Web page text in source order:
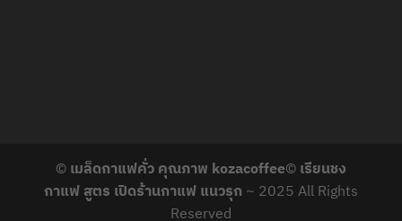
© เมล็ดกาแฟคั่ว คุณภาพ kozacoffee© เรียนชง
กาแฟ สูตร เปิดร้านกาแฟ แนวรุก ~ 2025 All Rights
Reserved